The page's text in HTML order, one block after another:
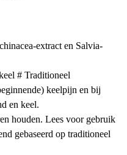
extract en Salvia-
# Traditioneel
keelpijn en bij
en keel.
houden. Lees voor gebruik
gebaseerd op traditioneel